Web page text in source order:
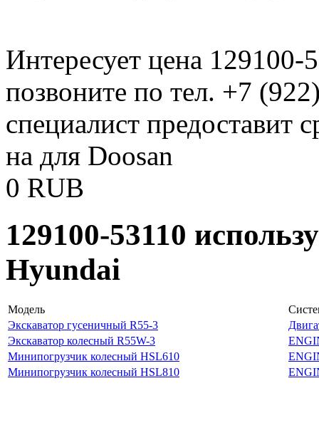
Интересует цена 129100-
позвоните по тел. +7
специалист предоставит
на для Doosan
0 RUB
129100-53110
Hyundai
Модель
Экскаватор гусеничный R55-3
Экскаватор колесный R55W-3
Минипогрузчик колесный HSL610
Минипогрузчик колесный HSL810